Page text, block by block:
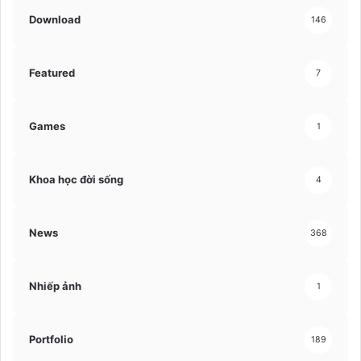
Download 146
Featured 7
Games 1
Khoa học đời sống 4
News 368
Nhiếp ảnh 1
Portfolio 189